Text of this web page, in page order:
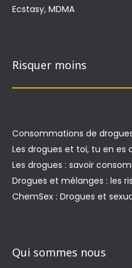
Ecstasy, MDMA
Risquer moins
Consommations de
Les drogues et toi, tu en es
Les drogues : savoir
Drogues et mélanges : les
ChemSex : Drogues et
Qui sommes nous